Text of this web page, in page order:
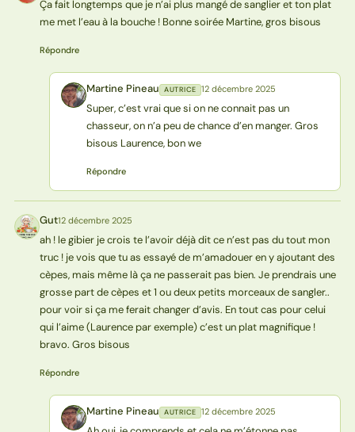
Ça fait longtemps que je n’ai plus mangé de sanglier et ton plat
me met l’eau à la bouche ! Bonne soirée Martine, gros bisous
Répondre
MP Martine Pineau AUTRICE 12 décembre 2025
Super, c’est vrai que si on ne connait pas un
chasseur, on n’a peu de chance d’en manger. Gros
bisous Laurence, bon we
Répondre
G Gut12 décembre 2025
ah ! le gibier je crois te l’avoir déjà dit ce n’est pas du tout mon
truc ! je vois que tu as essayé de m’amadouer en y ajoutant des
cèpes, mais même là ça ne passerait pas bien. Je prendrais une
grosse part de cèpes et 1 ou deux petits morceaux de sangler..
pour voir si ça me ferait changer d’avis. En tout cas pour celui
qui l’aime (Laurence par exemple) c’est un plat magnifique !
bravo. Gros bisous
Répondre
MP Martine Pineau AUTRICE 12 décembre 2025